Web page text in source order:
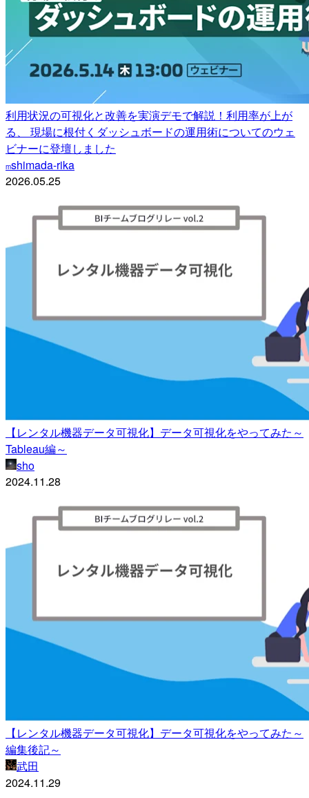
利用状況の可視化と改善を実演デモで解説！利用率が上が
る、 現場に根付くダッシュボードの運用術についてのウェ
ビナーに登壇しました
mshimada-rika
2026.05.25
【レンタル機器データ可視化】データ可視化をやってみた～
Tableau編～
sho
2024.11.28
【レンタル機器データ可視化】データ可視化をやってみた～
編集後記～
武田
2024.11.29